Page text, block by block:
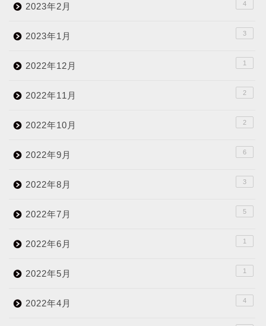
2023年2月 4
2023年1月 3
2022年12月 1
2022年11月 2
2022年10月 2
2022年9月 6
2022年8月 3
2022年7月 5
2022年6月 1
2022年5月 1
2022年4月 4